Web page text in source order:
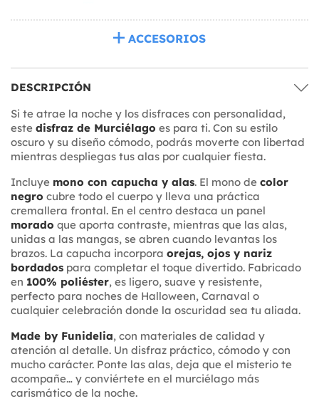
ACCESORIOS
DESCRIPCIÓN
Si te atrae la noche y los disfraces con personalidad,
este disfraz de Murciélago es para ti. Con su estilo
oscuro y su diseño cómodo, podrás moverte con libertad
mientras despliegas tus alas por cualquier fiesta.
Incluye mono con capucha y alas. El mono de color
negro cubre todo el cuerpo y lleva una práctica
cremallera frontal. En el centro destaca un panel
morado que aporta contraste, mientras que las alas,
unidas a las mangas, se abren cuando levantas los
brazos. La capucha incorpora orejas, ojos y nariz
bordados para completar el toque divertido. Fabricado
en 100% poliéster, es ligero, suave y resistente,
perfecto para noches de Halloween, Carnaval o
cualquier celebración donde la oscuridad sea tu aliada.
Made by Funidelia, con materiales de calidad y
atención al detalle. Un disfraz práctico, cómodo y con
mucho carácter. Ponte las alas, deja que el misterio te
acompañe… y conviértete en el murciélago más
carismático de la noche.